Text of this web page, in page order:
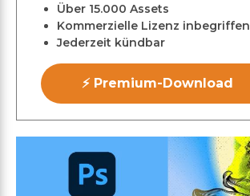
Über 15.000 Assets
Kommerzielle Lizenz inbegriffen
Jederzeit kündbar
⚡ Premium-Download